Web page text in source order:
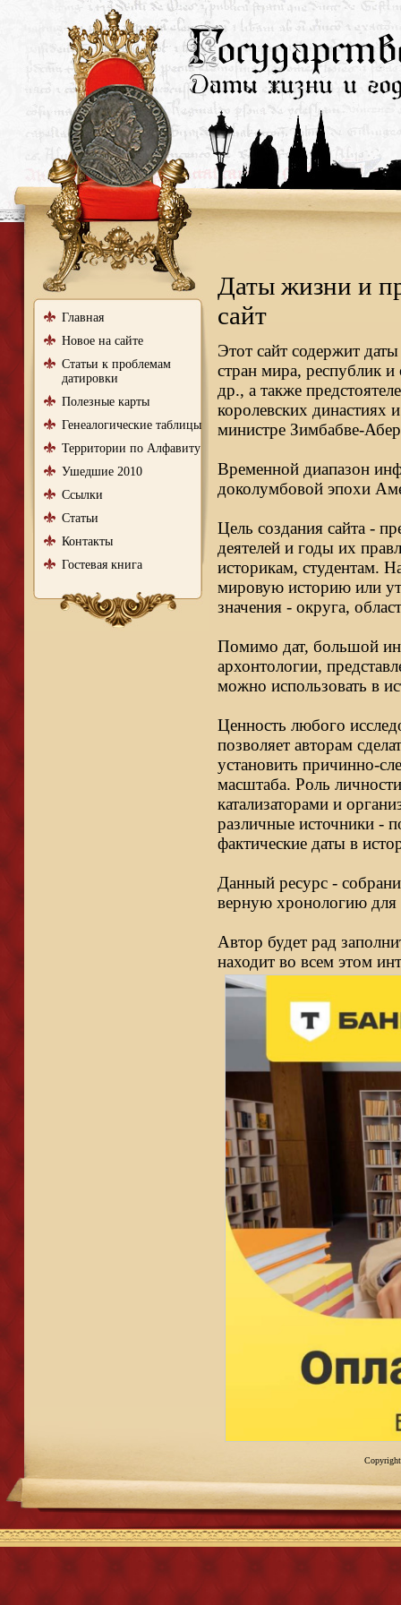
Главная
Новое на сайте
Статьи к проблемам
датировки
Полезные карты
Генеалогические таблицы
Территории по Алфавиту
Ушедшие 2010
Ссылки
Статьи
Контакты
Гостевая книга
Даты жизни и
сайт
Этот сайт содержит
стран мира, республик и
др., а также
королевских династиях
министре Зимбабве-
Временной диапазон
доколумбовой эпохи
Цель создания сайта -
деятелей и годы их
историкам, студентам.
мировую историю или
значения - округа,
Помимо дат, большой
архонтологии,
можно использовать в
Ценность любого
позволяет авторам
установить причинно-
масштаба. Роль
катализаторами и
различные источники -
фактические даты в
Данный ресурс -
верную хронологию для
Автор будет рад
находит во всем этом
Copyright